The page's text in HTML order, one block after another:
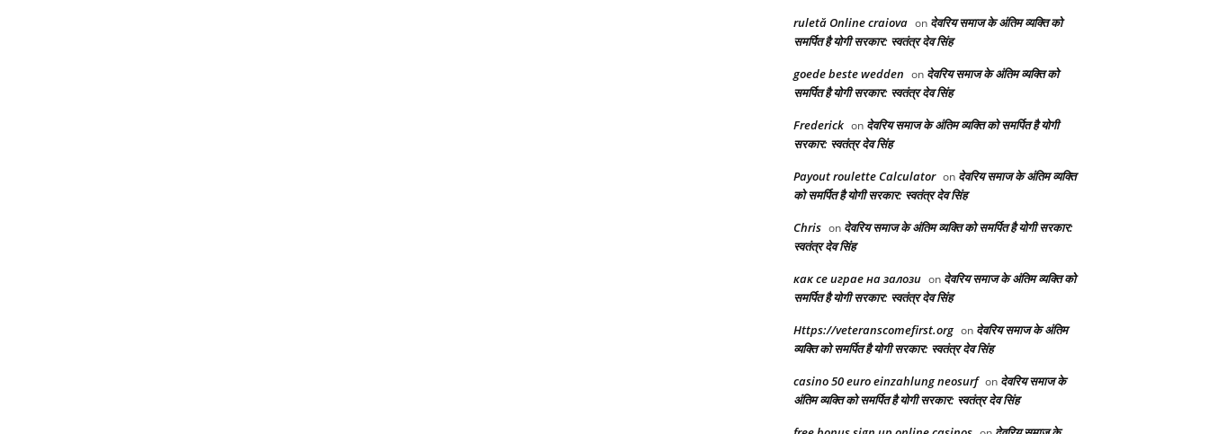
ruletă Online craiova on देवरिय समाज के अंतिम व्यक्ति को
समर्पित है योगी सरकार: स्वतंत्र देव सिंह
goede beste wedden on देवरिय समाज के अंतिम व्यक्ति को
समर्पित है योगी सरकार: स्वतंत्र देव सिंह
Frederick on देवरिय समाज के अंतिम व्यक्ति को समर्पित है योगी
सरकार: स्वतंत्र देव सिंह
Payout roulette Calculator on देवरिय समाज के अंतिम व्यक्ति
को समर्पित है योगी सरकार: स्वतंत्र देव सिंह
Chris on देवरिय समाज के अंतिम व्यक्ति को समर्पित है योगी सरकार:
स्वतंत्र देव सिंह
как се играе на залози on देवरिय समाज के अंतिम व्यक्ति को
समर्पित है योगी सरकार: स्वतंत्र देव सिंह
Https://veteranscomefirst.org on देवरिय समाज के अंतिम
व्यक्ति को समर्पित है योगी सरकार: स्वतंत्र देव सिंह
casino 50 euro einzahlung neosurf on देवरिय समाज के
अंतिम व्यक्ति को समर्पित है योगी सरकार: स्वतंत्र देव सिंह